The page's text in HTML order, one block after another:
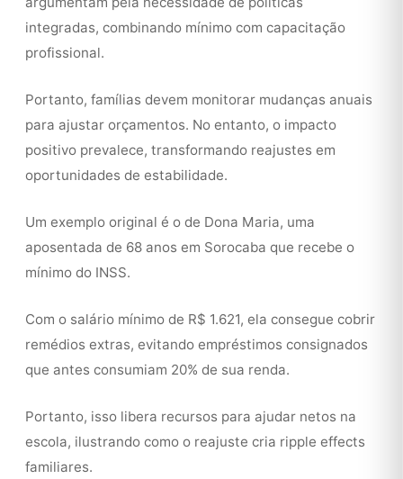
integradas, combinando mínimo com capacitação
profissional.
Portanto, famílias devem monitorar mudanças anuais
para ajustar orçamentos. No entanto, o impacto
positivo prevalece, transformando reajustes em
oportunidades de estabilidade.
Um exemplo original é o de Dona Maria, uma
aposentada de 68 anos em Sorocaba que recebe o
mínimo do INSS.
Com o salário mínimo de R$ 1.621, ela consegue cobrir
remédios extras, evitando empréstimos consignados
que antes consumiam 20% de sua renda.
Portanto, isso libera recursos para ajudar netos na
escola, ilustrando como o reajuste cria ripple effects
familiares.